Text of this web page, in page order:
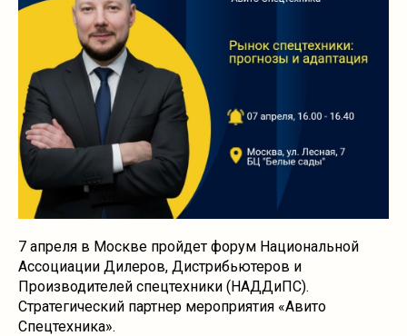
7 апреля в Москве пройдет форум Национальной
Ассоциации Дилеров, Дистрибьютеров и
Производителей спецтехники (НАДДиПС).
Стратегический партнер мероприятия «Авито
Спецтехника».